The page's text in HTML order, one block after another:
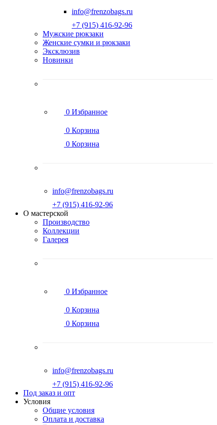
info@frenzobags.ru
‭+7 (915) 416-92-96
Мужские рюкзаки
Женские сумки и рюкзаки
Эксклюзив
Новинки
0 Избранное
0 Корзина
0 Корзина
info@frenzobags.ru
‭+7 (915) 416-92-96
О мастерской
Производство
Коллекции
Галерея
0 Избранное
0 Корзина
0 Корзина
info@frenzobags.ru
‭+7 (915) 416-92-96
Под заказ и опт
Условия
Общие условия
Оплата и доставка